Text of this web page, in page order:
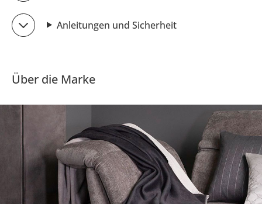
Anleitungen und Sicherheit
Über die Marke